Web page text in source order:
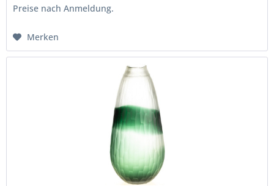
Preise nach Anmeldung.
Merken